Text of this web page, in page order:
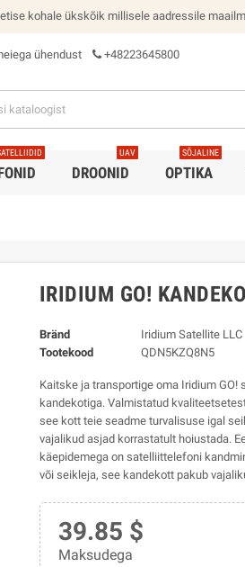
kohale ükskõik millisele aadressile
ühendust +48223645800
DROONID
UAV
OPTIKA
SÕJALINE
IRIDIUM GO!
Bränd
Iridium Satellite LLC
Tootekood
QDN5KZQ8N5
Kaitske ja transportige oma Iridium
kandekotiga. Valmistatud
see kott teie seadme turvalisuse igal
vajalikud asjad korrastatult hoiustada.
käepidemega on satelliittelefoni
või seikleja, see kandekott pakub
39.85 $
Maksudega